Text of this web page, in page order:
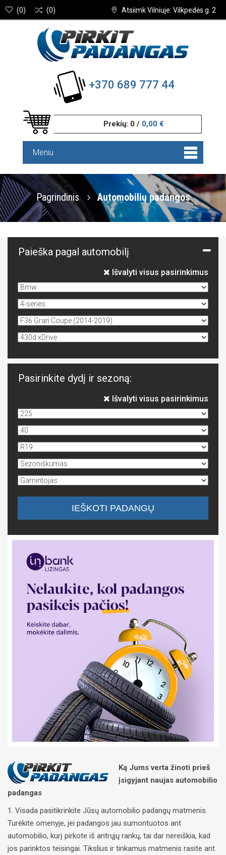
Atsiimk Vilniuje: Vilkpedės g. 2
(0) (0)
+370 689 777 44
Prekių: 0 / 0,00 €
Meniu
Pagrindinis Automobilių padangos
Paieška pagal automobilį
Išvalyti visus pasirinkimus
Pasirinkite dydį ir sezoną:
Išvalyti visus pasirinkimus
Ką Jums verta žinoti prieš
įsigyjant naujas automobilio
padangas
1. Visada pasitikrinkite Jūsų automobilio padangų matmenis.
Turėkite omenyje, jei padangos jau sumontuotos ant
automobilio, kurį pirkote iš antrųjų rankų, tai dar nereiškia, kad
jos parinktos teisingai. Tikslius ir tinkamus matmenis rasite ant